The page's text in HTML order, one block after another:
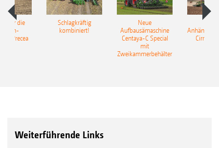
für die
Precea
Schlagkräftig
kombiniert!
Neue
Aufbausämaschine
Centaya-C Special
mit
Zweikammerbehälter
Cirrus
Weiterführende Links